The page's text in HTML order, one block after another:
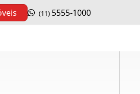
(11) 5555-1000